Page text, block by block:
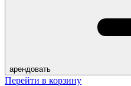
арендовать
Перейти в корзину